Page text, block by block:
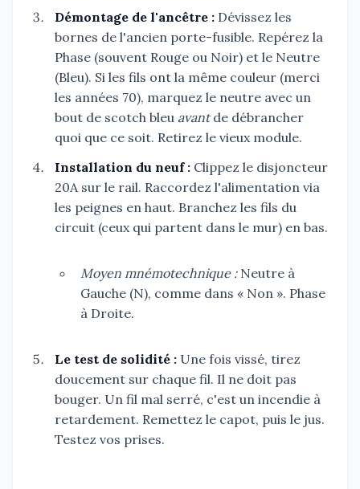
Démontage de l'ancêtre : Dévissez les
bornes de l'ancien porte-fusible. Repérez la
Phase (souvent Rouge ou Noir) et le Neutre
(Bleu). Si les fils ont la même couleur (merci
les années 70), marquez le neutre avec un
bout de scotch bleu avantde débrancher
quoi que ce soit. Retirez le vieux module.
Installation du neuf : Clippez le disjoncteur
20A sur le rail. Raccordez l'alimentation via
les peignes en haut. Branchez les fils du
circuit (ceux qui partent dans le mur) en bas.
Moyen mnémotechnique :Neutre à
Gauche (N), comme dans « Non ». Phase
à Droite.
Le test de solidité : Une fois vissé, tirez
doucement sur chaque fil. Il ne doit pas
bouger. Un fil mal serré, c'est un incendie à
retardement. Remettez le capot, puis le jus.
Testez vos prises.